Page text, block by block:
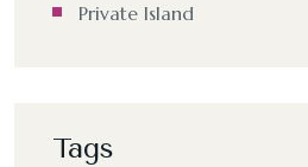
Private Island
Tags